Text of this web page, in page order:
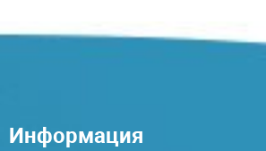
Информация